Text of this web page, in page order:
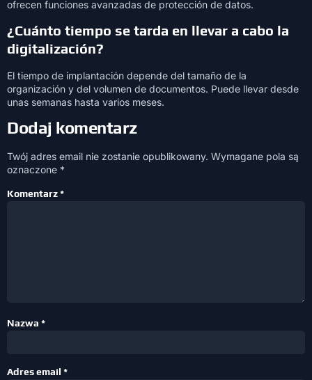
ofrecen funciones avanzadas de protección de datos.
¿Cuánto tiempo se tarda en llevar a cabo la
digitalización?
El tiempo de implantación depende del tamaño de la
organización y del volumen de documentos. Puede llevar desde
unas semanas hasta varios meses.
Dodaj komentarz
Twój adres email nie zostanie opublikowany. Wymagane pola są
oznaczone *
Komentarz*
Nazwa *
Adres email *